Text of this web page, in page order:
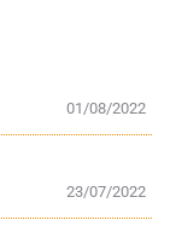
01/08/2022
23/07/2022